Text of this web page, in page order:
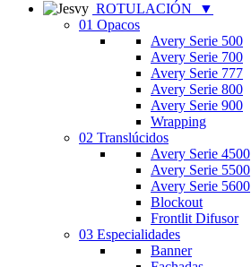
ROTULACIÓN
▼
01 Opacos
Avery Serie 500
Avery Serie 700
Avery Serie 777
Avery Serie 800
Avery Serie 900
Wrapping
02 Translúcidos
Avery Serie 4500
Avery Serie 5500
Avery Serie 5600
Blockout
Frontlit Difusor
03 Especialidades
Banner